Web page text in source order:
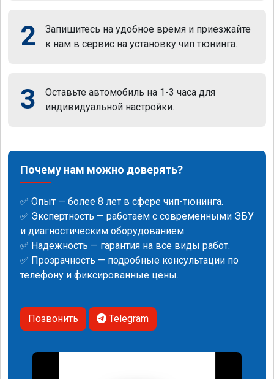
2
Запишитесь на удобное время и приезжайте
к нам в сервис на установку чип тюнинга.
3
Оставьте автомобиль на 1-3 часа для
индивидуальной настройки.
Почему нам можно доверять?
✅ Опыт — более 8 лет в сфере чип-тюнинга.
✅ Экспертность — работаем с современными ЭБУ
и диагностическим оборудованием.
✅ Надежность — гарантия на все виды работ.
✅ Прозрачность — подробные консультации по
телефону и фиксированные цены.
Позвонить Telegram